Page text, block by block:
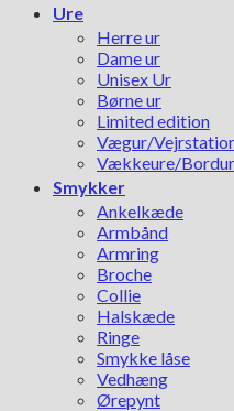
Ure
Herre ur
Dame ur
Unisex Ur
Børne ur
Limited edition
Vægur/
Vækkeure/Bordur
Smykker
Ankelkæde
Armbånd
Armring
Broche
Collie
Halskæde
Ringe
Smykke låse
Vedhæng
Ørepynt